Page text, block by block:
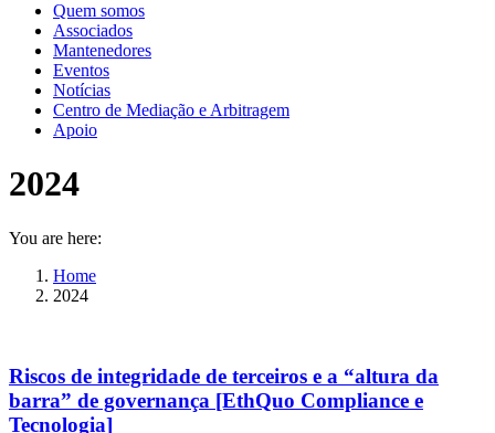
Quem somos
Associados
Mantenedores
Eventos
Notícias
Centro de Mediação e Arbitragem
Apoio
2024
You are here:
Home
2024
Riscos de integridade de terceiros e a “altura da
barra” de governança [EthQuo Compliance e
Tecnologia]